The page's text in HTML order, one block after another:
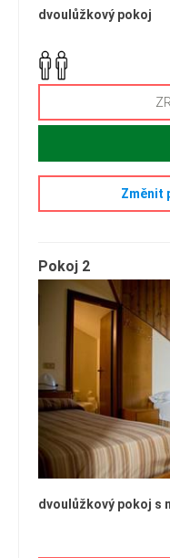
dvoulůžkový pokoj
Změnit
Pokoj 2
dvoulůžkový pokoj s